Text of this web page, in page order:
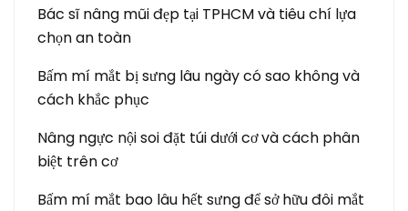
Bác sĩ nâng mũi đẹp tại TPHCM và tiêu chí lựa
chọn an toàn
Bấm mí mắt bị sưng lâu ngày có sao không và
cách khắc phục
Nâng ngực nội soi đặt túi dưới cơ và cách phân
biệt trên cơ
Bấm mí mắt bao lâu hết sưng để sở hữu đôi mắt